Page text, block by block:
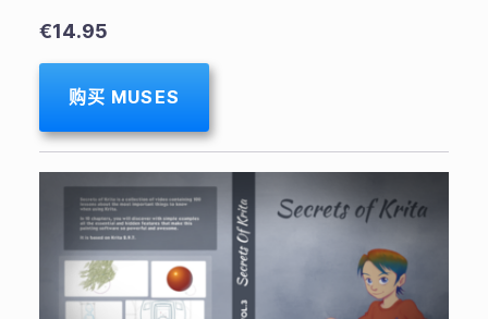
€14.95
购买 MUSES